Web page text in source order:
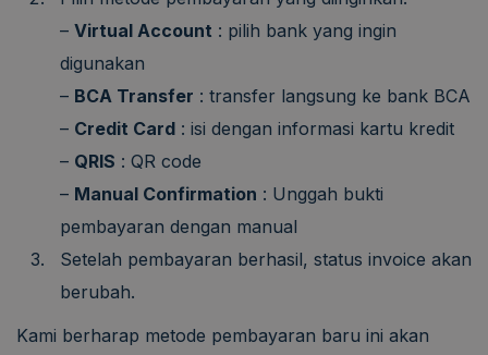
– Virtual Account : pilih bank yang ingin
digunakan
– BCA Transfer : transfer langsung ke bank BCA
– Credit Card : isi dengan informasi kartu kredit
– QRIS : QR code
– Manual Confirmation : Unggah bukti
pembayaran dengan manual
Setelah pembayaran berhasil, status invoice akan
berubah.
Kami berharap metode pembayaran baru ini akan